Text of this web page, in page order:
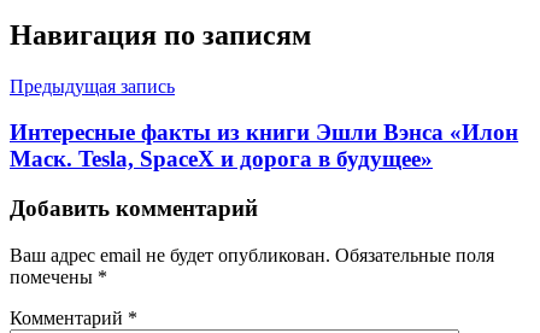
Навигация по записям
Предыдущая запись
Интересные факты из книги Эшли Вэнса «Илон
Маск. Tesla, SpaceX и дорога в будущее»
Добавить комментарий
Ваш адрес email не будет опубликован. Обязательные поля
помечены *
Комментарий *